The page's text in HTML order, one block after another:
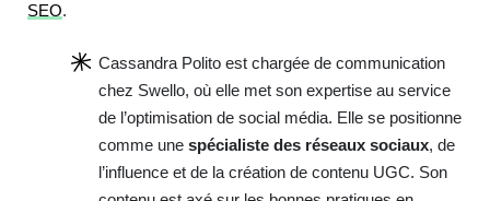
SEO.
Cassandra Polito est chargée de communication
chez Swello, où elle met son expertise au service
de l’optimisation de social média. Elle se positionne
comme une spécialiste des réseaux sociaux, de
l’influence et de la création de contenu UGC. Son